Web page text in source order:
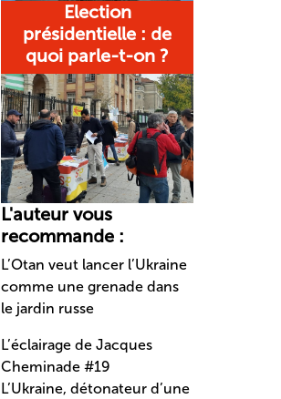
Election
présidentielle : de
quoi parle-t-on ?
L'auteur vous
recommande :
L’Otan veut lancer l’Ukraine
comme une grenade dans
le jardin russe
L’éclairage de Jacques
Cheminade #19
L’Ukraine, détonateur d’une